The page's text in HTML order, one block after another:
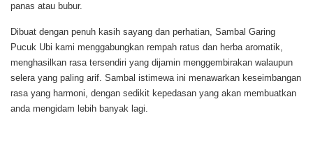
panas atau bubur.
Dibuat dengan penuh kasih sayang dan perhatian, Sambal Garing
Pucuk Ubi kami menggabungkan rempah ratus dan herba aromatik,
menghasilkan rasa tersendiri yang dijamin menggembirakan walaupun
selera yang paling arif. Sambal istimewa ini menawarkan keseimbangan
rasa yang harmoni, dengan sedikit kepedasan yang akan membuatkan
anda mengidam lebih banyak lagi.